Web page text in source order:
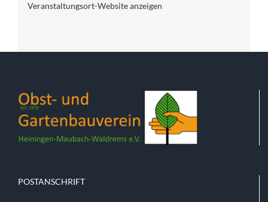
Veranstaltungsort-Website anzeigen
POSTANSCHRIFT